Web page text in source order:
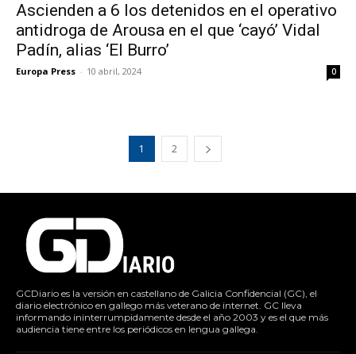
Ascienden a 6 los detenidos en el operativo
antidroga de Arousa en el que ‘cayó’ Vidal
Padín, alias ‘El Burro’
Europa Press - 10 abril, 2024 0
1 2
GCDiario es la versión en castellano de Galicia Confidencial (GC), el
diario electrónico en gallego más veterano de internet. GC lleva
informando ininterrumpidamente desde el año 2003 y es el que más
audiencia tiene entre los periódicos en lengua gallega.